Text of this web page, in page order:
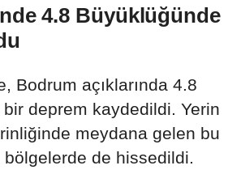
4.8 Büyüklüğünde
Bodrum açıklarında 4.8
deprem kaydedildi. Yerin
meydana gelen bu
bölgelerde de hissedildi.